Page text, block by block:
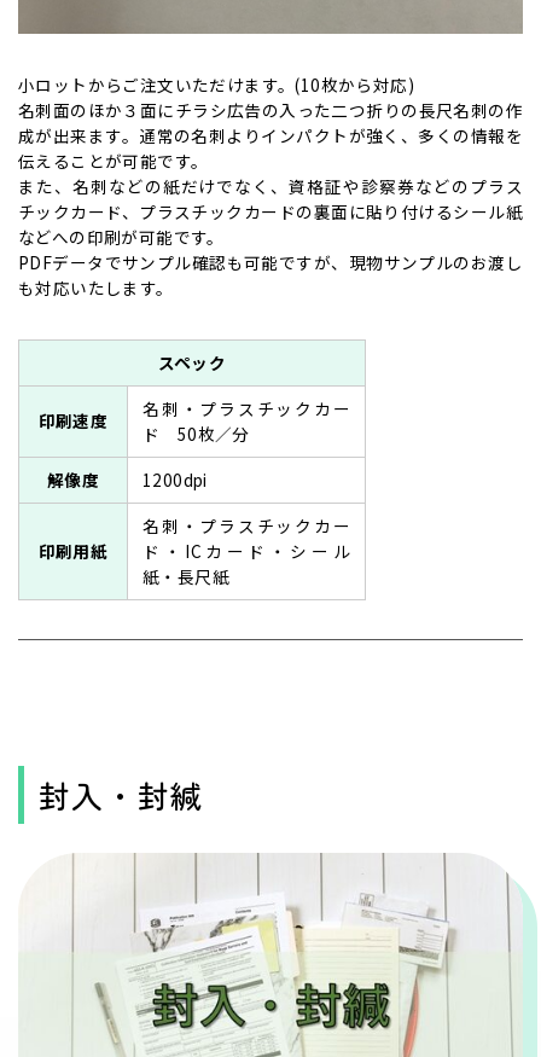
小ロットからご注文いただけます。(10枚から対応)
名刺面のほか３面にチラシ広告の入った二つ折りの長尺名刺の作
成が出来ます。通常の名刺よりインパクトが強く、多くの情報を
伝えることが可能です。
また、名刺などの紙だけでなく、資格証や診察券などのプラス
チックカード、プラスチックカードの裏面に貼り付けるシール紙
などへの印刷が可能です。
PDFデータでサンプル確認も可能ですが、現物サンプルのお渡し
も対応いたします。
スペック
印刷速度
名刺・プラスチックカー
ド 50枚／分
解像度
1200dpi
印刷用紙
名刺・プラスチックカー
ド・ICカード・シール
紙・長尺紙
封入・封緘